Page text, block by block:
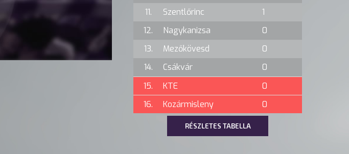
11.
Szentlőrinc
1
12.
Nagykanizsa
0
13.
Mezőkövesd
0
14.
Csákvár
0
15.
KTE
0
16.
Kozármisleny 0
RÉSZLETES TABELLA